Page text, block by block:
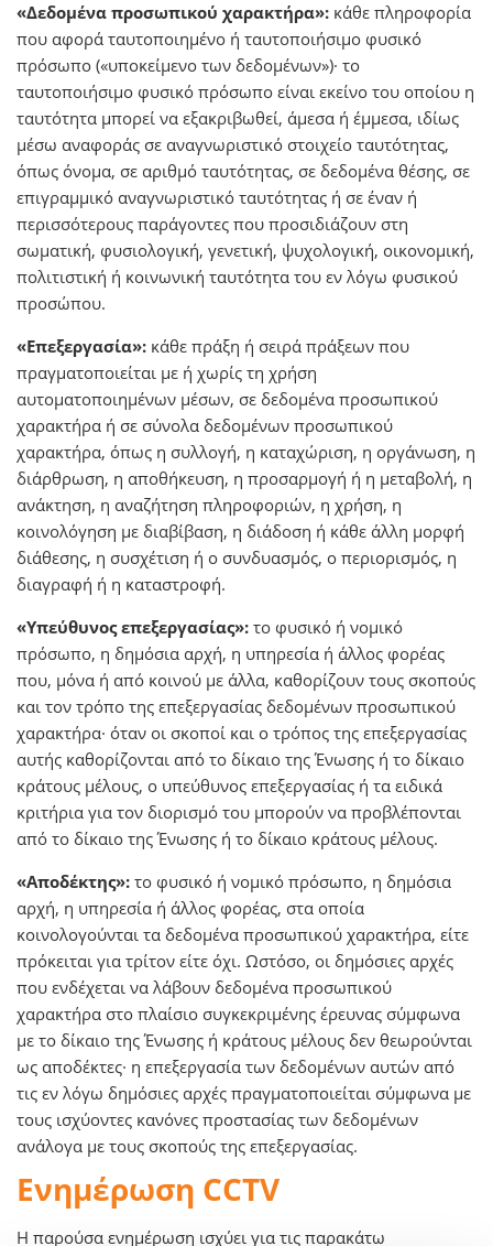
«Δεδομένα προσωπικού χαρακτήρα»: κάθε πληροφορία
που αφορά ταυτοποιημένο ή ταυτοποιήσιμο φυσικό
πρόσωπο («υποκείμενο των δεδομένων»)· το
ταυτοποιήσιμο φυσικό πρόσωπο είναι εκείνο του οποίου η
ταυτότητα μπορεί να εξακριβωθεί, άμεσα ή έμμεσα, ιδίως
μέσω αναφοράς σε αναγνωριστικό στοιχείο ταυτότητας,
όπως όνομα, σε αριθμό ταυτότητας, σε δεδομένα θέσης, σε
επιγραμμικό αναγνωριστικό ταυτότητας ή σε έναν ή
περισσότερους παράγοντες που προσιδιάζουν στη
σωματική, φυσιολογική, γενετική, ψυχολογική, οικονομική,
πολιτιστική ή κοινωνική ταυτότητα του εν λόγω φυσικού
προσώπου.
«Επεξεργασία»: κάθε πράξη ή σειρά πράξεων που
πραγματοποιείται με ή χωρίς τη χρήση
αυτοματοποιημένων μέσων, σε δεδομένα προσωπικού
χαρακτήρα ή σε σύνολα δεδομένων προσωπικού
χαρακτήρα, όπως η συλλογή, η καταχώριση, η οργάνωση, η
διάρθρωση, η αποθήκευση, η προσαρμογή ή η μεταβολή, η
ανάκτηση, η αναζήτηση πληροφοριών, η χρήση, η
κοινολόγηση με διαβίβαση, η διάδοση ή κάθε άλλη μορφή
διάθεσης, η συσχέτιση ή ο συνδυασμός, ο περιορισμός, η
διαγραφή ή η καταστροφή.
«Υπεύθυνος επεξεργασίας»: το φυσικό ή νομικό
πρόσωπο, η δημόσια αρχή, η υπηρεσία ή άλλος φορέας
που, μόνα ή από κοινού με άλλα, καθορίζουν τους σκοπούς
και τον τρόπο της επεξεργασίας δεδομένων προσωπικού
χαρακτήρα· όταν οι σκοποί και ο τρόπος της επεξεργασίας
αυτής καθορίζονται από το δίκαιο της Ένωσης ή το δίκαιο
κράτους μέλους, ο υπεύθυνος επεξεργασίας ή τα ειδικά
κριτήρια για τον διορισμό του μπορούν να προβλέπονται
από το δίκαιο της Ένωσης ή το δίκαιο κράτους μέλους.
«Αποδέκτης»: το φυσικό ή νομικό πρόσωπο, η δημόσια
αρχή, η υπηρεσία ή άλλος φορέας, στα οποία
κοινολογούνται τα δεδομένα προσωπικού χαρακτήρα, είτε
πρόκειται για τρίτον είτε όχι. Ωστόσο, οι δημόσιες αρχές
που ενδέχεται να λάβουν δεδομένα προσωπικού
χαρακτήρα στο πλαίσιο συγκεκριμένης έρευνας σύμφωνα
με το δίκαιο της Ένωσης ή κράτους μέλους δεν θεωρούνται
ως αποδέκτες· η επεξεργασία των δεδομένων αυτών από
τις εν λόγω δημόσιες αρχές πραγματοποιείται σύμφωνα με
τους ισχύοντες κανόνες προστασίας των δεδομένων
ανάλογα με τους σκοπούς της επεξεργασίας.
Ενημέρωση CCTV
Η παρούσα ενημέρωση ισχύει για τις παρακάτω